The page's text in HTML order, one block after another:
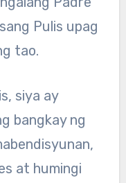
Pulis upag
tao.
siya ay
bangkay ng
at humingi